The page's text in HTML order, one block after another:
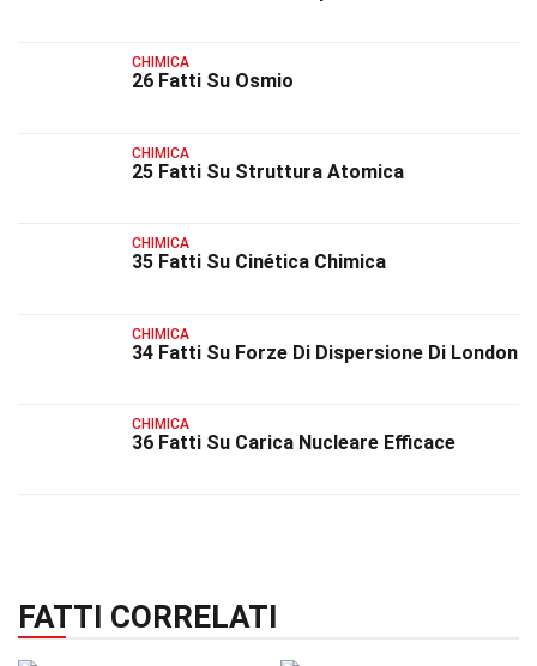
CHIMICA
26 Fatti Su Osmio
CHIMICA
25 Fatti Su Struttura Atomica
CHIMICA
35 Fatti Su Cinética Chimica
CHIMICA
34 Fatti Su Forze Di Dispersione Di London
CHIMICA
36 Fatti Su Carica Nucleare Efficace
FATTI CORRELATI